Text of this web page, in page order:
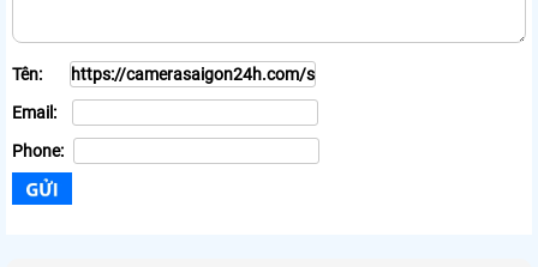
Tên:
Email:
Phone: